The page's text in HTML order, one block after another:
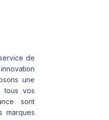
de
une
tous vos
sont
marques